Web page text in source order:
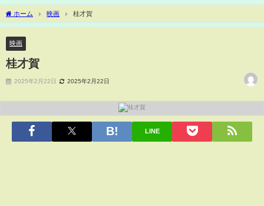
ホーム 映画 桂才賀
映画
桂才賀
2025年2月22日 2025年2月22日
LINE